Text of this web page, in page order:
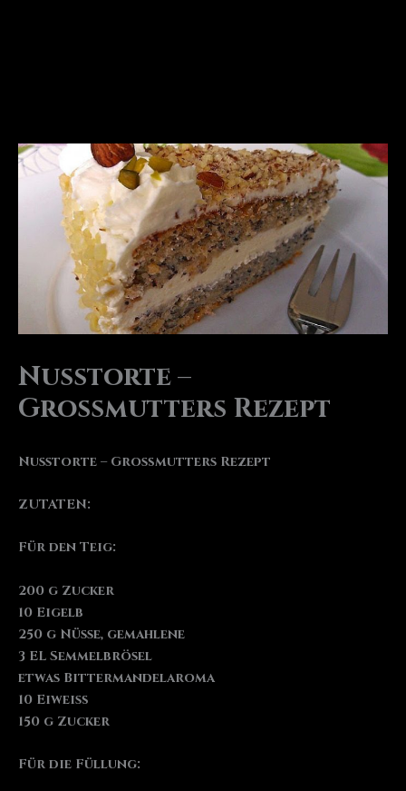
Nusstorte –
Großmutters Rezept
Nusstorte – Großmutters Rezept
ZUTATEN:
Für den Teig:
200 g Zucker
10 Eigelb
250 g Nüsse, gemahlene
3 EL Semmelbrösel
etwas Bittermandelaroma
10 Eiweiß
150 g Zucker
Für die Füllung: